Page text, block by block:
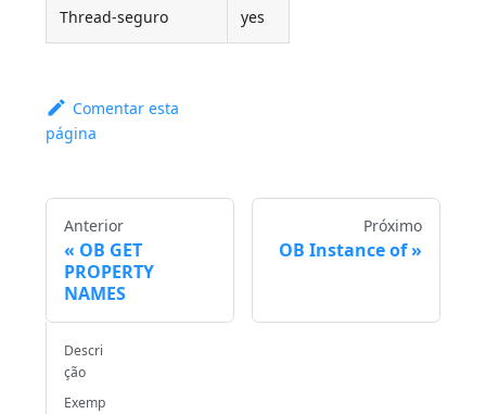
Thread-seguro yes
Comentar esta
página
Anterior
OB GET
PROPERTY
NAMES
Próximo
OB Instance of
Descri
ção
Exemp